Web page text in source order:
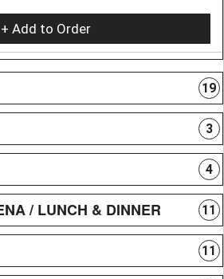
+ Add to Order
19
3
4
/ LUNCH & DINNER 11
11